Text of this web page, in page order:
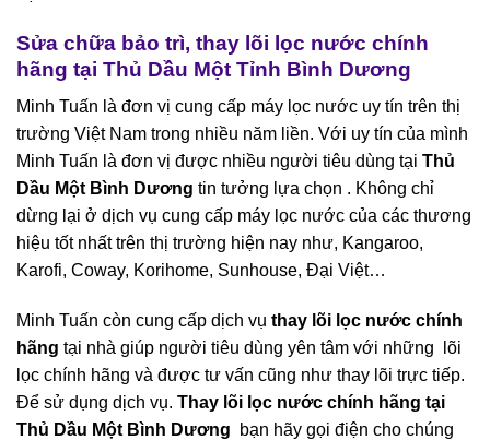
Sửa chữa bảo trì, thay lõi lọc nước chính
hãng tại Thủ Dầu Một Tỉnh Bình Dương
Minh Tuấn là đơn vị cung cấp máy lọc nước uy tín trên thị
trường Việt Nam trong nhiều năm liền. Với uy tín của mình
Minh Tuấn là đơn vị được nhiều người tiêu dùng tại Thủ
Dầu Một Bình Dương tin tưởng lựa chọn . Không chỉ
dừng lại ở dịch vụ cung cấp máy lọc nước của các thương
hiệu tốt nhất trên thị trường hiện nay như, Kangaroo,
Karofi, Coway, Korihome, Sunhouse, Đại Việt…
Minh Tuấn còn cung cấp dịch vụ thay lõi lọc nước chính
hãng tại nhà giúp người tiêu dùng yên tâm với những lõi
lọc chính hãng và được tư vấn cũng như thay lõi trực tiếp.
Để sử dụng dịch vụ. Thay lõi lọc nước chính hãng tại
Thủ Dầu Một Bình Dương bạn hãy gọi điện cho chúng